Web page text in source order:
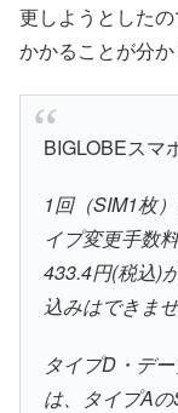
更しようとした
かかることが分か
BIGLOBEスマ
1回（SIM1枚
イプ変更手数
433.4円(税込)
込みはできませ
タイプD・デ
は、タイプA